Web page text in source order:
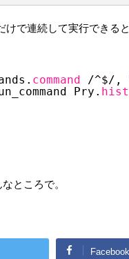
けで連続して実行できる
command /^$/,
Pry.
ところで。
Facebook